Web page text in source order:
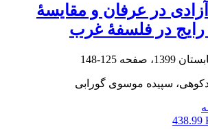
در عرفان و مقایسۀ
رایج در فلسفۀ غرب
125-148
سپیده موسوی گورابی
438.99